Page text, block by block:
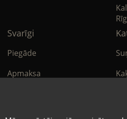
Svarīgi
Piegāde
Apmaksa